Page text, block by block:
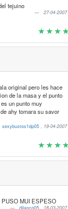
tejuino
27-04-2007
original pero les hace
de la masa y el punto
un punto muy
ahy tomara su savor
sexybustos1dp05, 19-04-2007
MUI ESPESO